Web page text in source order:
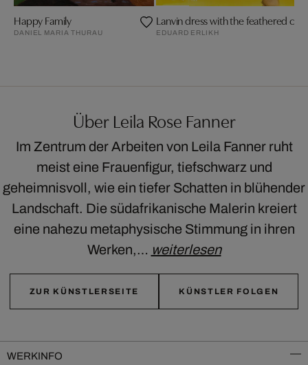
Happy Family
DANIEL MARIA THURAU
Lanvin dress with the feathered cap
EDUARD ERLIKH
Über Leila Rose Fanner
Im Zentrum der Arbeiten von Leila Fanner ruht
meist eine Frauenfigur, tiefschwarz und
geheimnisvoll, wie ein tiefer Schatten in blühender
Landschaft. Die südafrikanische Malerin kreiert
eine nahezu metaphysische Stimmung in ihren
Werken,… weiterlesen
ZUR KÜNSTLERSEITE KÜNSTLER FOLGEN
WERKINFO